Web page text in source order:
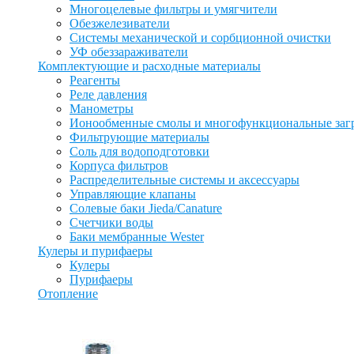
Многоцелевые фильтры и умягчители
Обезжелезиватели
Системы механической и сорбционной очистки
УФ обеззараживатели
Комплектующие и расходные материалы
Реагенты
Реле давления
Манометры
Ионообменные смолы и многофункциональные
Фильтрующие материалы
Соль для водоподготовки
Корпуса фильтров
Распределительные системы и аксессуары
Управляющие клапаны
Солевые баки Jieda/Canature
Счетчики воды
Баки мембранные Wester
Кулеры и пурифаеры
Кулеры
Пурифаеры
Отопление